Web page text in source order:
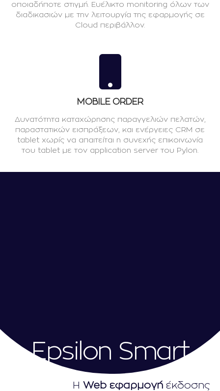
οποιαδήποτε στιγμή. Ευέλικτο monitoring όλων των
διαδικασιών με την λειτουργία της εφαρμογής σε
Cloud περιβάλλον.
MOBILE ORDER
Δυνατότητα καταχώρησης παραγγελιών πελατών,
παραστατικών εισπράξεων, και ενέργειες CRM σε
tablet χωρίς να απαιτείται η συνεχής επικοινωνία
του tablet με τον application server του Pylon.
Epsilon Smart
Η Web εφαρμογή έκδοσης